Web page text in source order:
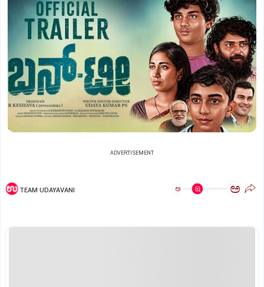
ADVERTISEMENT
TEAM UDAYAVANI ಅ ಅ